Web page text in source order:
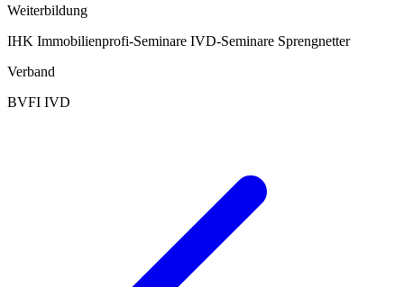
Weiterbildung
IHK Immobilienprofi-Seminare IVD-Seminare Sprengnetter
Verband
BVFI IVD